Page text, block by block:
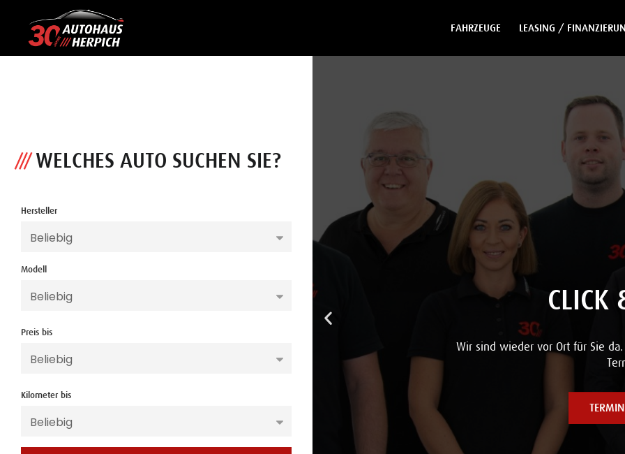
FAHRZEUGE LEASING /
WELCHES AUTO SUCHEN SIE?
Hersteller
Modell
Preis bis
Kilometer bis
FÜR NEU-,
UND
CLICK
Wir sind wieder vor Ort für Sie